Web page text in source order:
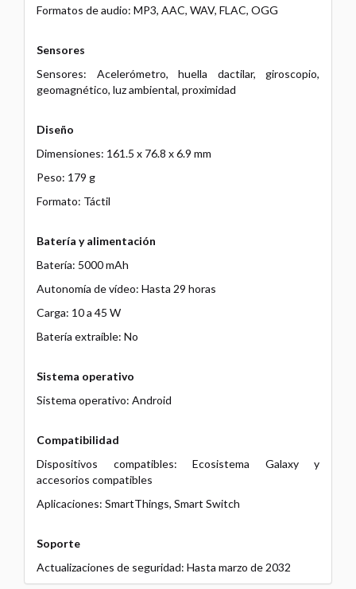
Formatos de audio: MP3, AAC, WAV, FLAC, OGG
Sensores
Sensores: Acelerómetro, huella dactilar, giroscopio,
geomagnético, luz ambiental, proximidad
Diseño
Dimensiones: 161.5 x 76.8 x 6.9 mm
Peso: 179 g
Formato: Táctil
Batería y alimentación
Batería: 5000 mAh
Autonomía de vídeo: Hasta 29 horas
Carga: 10 a 45 W
Batería extraíble: No
Sistema operativo
Sistema operativo: Android
Compatibilidad
Dispositivos compatibles: Ecosistema Galaxy y
accesorios compatibles
Aplicaciones: SmartThings, Smart Switch
Soporte
Actualizaciones de seguridad: Hasta marzo de 2032